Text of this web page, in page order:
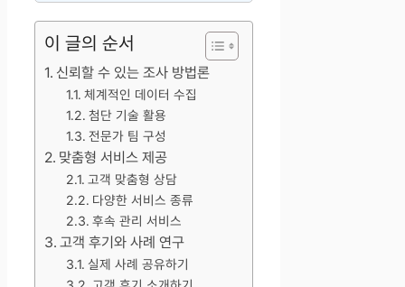
이 글의 순서
신뢰할 수 있는 조사 방법론
체계적인 데이터 수집
첨단 기술 활용
전문가 팀 구성
맞춤형 서비스 제공
고객 맞춤형 상담
다양한 서비스 종류
후속 관리 서비스
고객 후기와 사례 연구
실제 사례 공유하기